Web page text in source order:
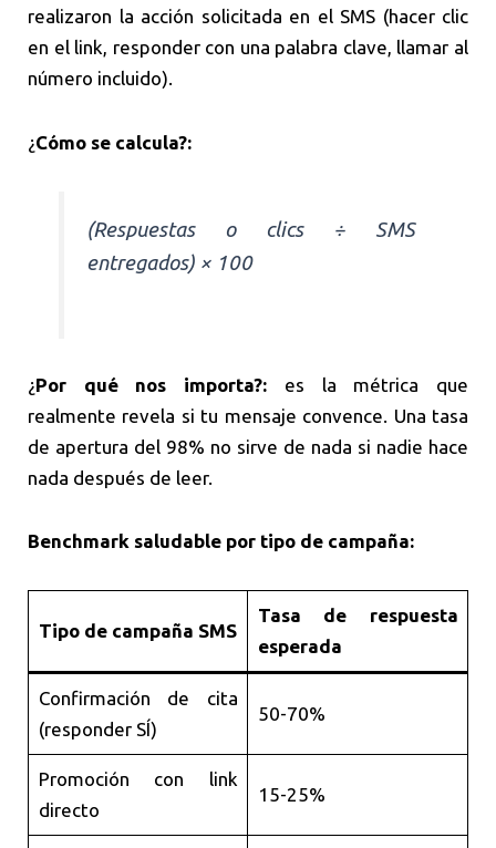
realizaron la acción solicitada en el SMS (hacer clic
en el link, responder con una palabra clave, llamar al
número incluido).
¿Cómo se calcula?:
(Respuestas o clics ÷ SMS
entregados) × 100
¿Por qué nos importa?: es la métrica que
realmente revela si tu mensaje convence. Una tasa
de apertura del 98% no sirve de nada si nadie hace
nada después de leer.
Benchmark saludable por tipo de campaña:
Tipo de campaña SMS
Tasa de respuesta
esperada
Confirmación de cita
(responder SÍ)
50-70%
Promoción con link
directo
15-25%